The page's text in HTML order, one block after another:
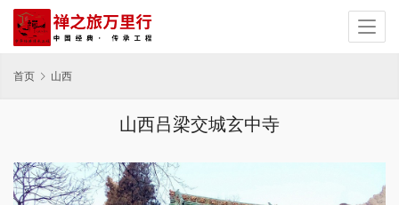
首页 山西
山西吕梁交城玄中寺